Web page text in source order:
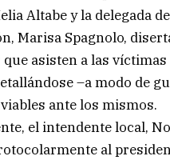
Altabe y la delegada
Marisa Spagnolo,
asisten a las
–a modo de
ante los mismos.
el intendente local,
al